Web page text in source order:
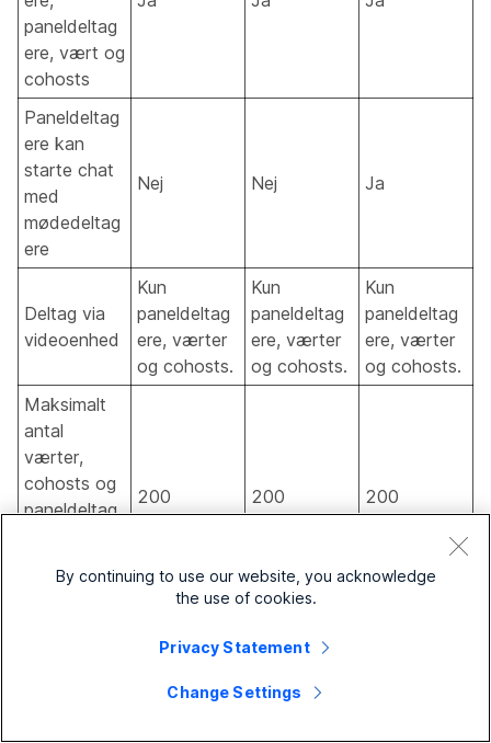
paneldeltag
ere, vært og
cohosts
Paneldeltag
ere kan
starte chat
med
mødedeltag
ere
Nej Nej Ja
Deltag via
videoenhed
Kun
paneldeltag
ere, værter
og cohosts.
Kun
paneldeltag
ere, værter
og cohosts.
Kun
paneldeltag
ere, værter
og cohosts.
Maksimalt
antal
værter,
cohosts og
paneldeltag
videoenhed
200 200 200
By continuing to use our website, you acknowledge
the use of cookies.
Privacy Statement
Change Settings